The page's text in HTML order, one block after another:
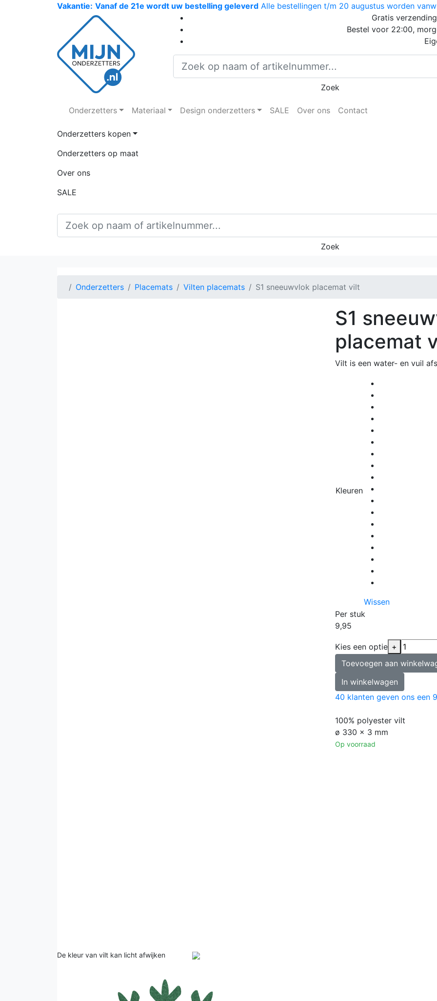
Vakantie: Vanaf de 21e wordt uw bestelling geleverd Alle bestellingen t/m 20 augustus worden
Gratis
Bestel voor 22:00,
Zoek
Onderzetters Materiaal Design onderzetters SALE Over ons Contact
Onderzetters kopen
Onderzetters op maat
Over ons
SALE
Zoek
Onderzetters Placemats Vilten placemats S1 sneeuwvlok placemat vilt
De kleur van vilt kan licht afwijken
S1
placemat
Vilt is een water- en vuil
Kleuren
Wissen
Per stuk
9,95
Kies een optie +
Toevoegen aan
In winkelwagen
40 klanten geven ons een
100% polyester vilt
ø 330 x 3 mm
Op voorraad